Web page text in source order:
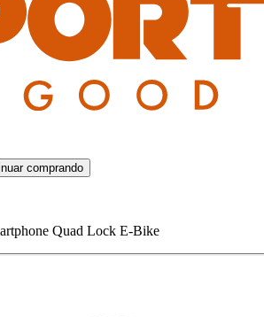
comprando
Quad Lock E-Bike